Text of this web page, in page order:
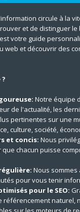
circule à la
et de distinguer le
est votre guide
web et découvrir des
Notre équipe
de l'actualité, les
pertinentes sur une
culture, société,
et concis: Nous
que chacun puisse
Nous sommes
pour vous tenir
pour le SEO:
référencement naturel,